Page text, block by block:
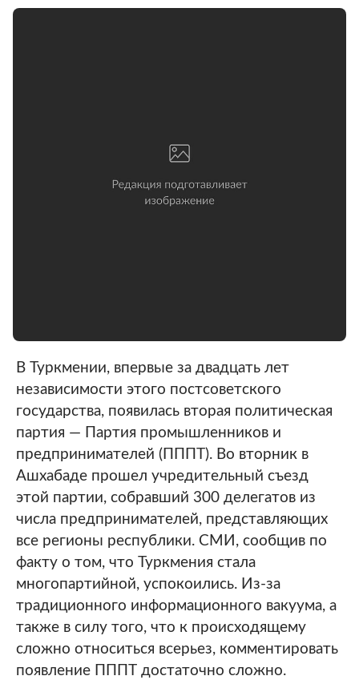
В Туркмении, впервые за двадцать лет
независимости этого постсоветского
государства, появилась вторая политическая
партия — Партия промышленников и
предпринимателей (ПППТ). Во вторник в
Ашхабаде прошел учредительный съезд
этой партии, собравший 300 делегатов из
числа предпринимателей, представляющих
все регионы республики. СМИ, сообщив по
факту о том, что Туркмения стала
многопартийной, успокоились. Из-за
традиционного информационного вакуума, а
также в силу того, что к происходящему
сложно относиться всерьез, комментировать
появление ПППТ достаточно сложно.